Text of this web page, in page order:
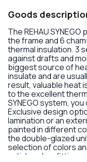
Goods
The REHAU
the frame and 6
thermal insulation. 3
against drafts and
biggest source of
insulate and are
result, valuable heat
to the excellent
SYNEGO system,
Exclusive design
lamination or an
painted in different
the double-glazed
selection of colors
anti-burglary fittings